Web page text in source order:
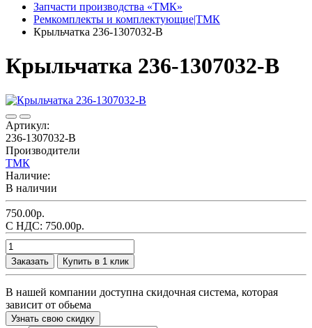
Запчасти производства «ТМК»
Ремкомплекты и комплектующие|ТМК
Крыльчатка 236-1307032-В
Крыльчатка 236-1307032-В
Артикул:
236-1307032-В
Производители
ТМК
Наличие:
В наличии
750.00р.
С НДС: 750.00р.
Заказать Купить в 1 клик
В нашей компании доступна скидочная система, которая
зависит от обьема
Узнать свою скидку